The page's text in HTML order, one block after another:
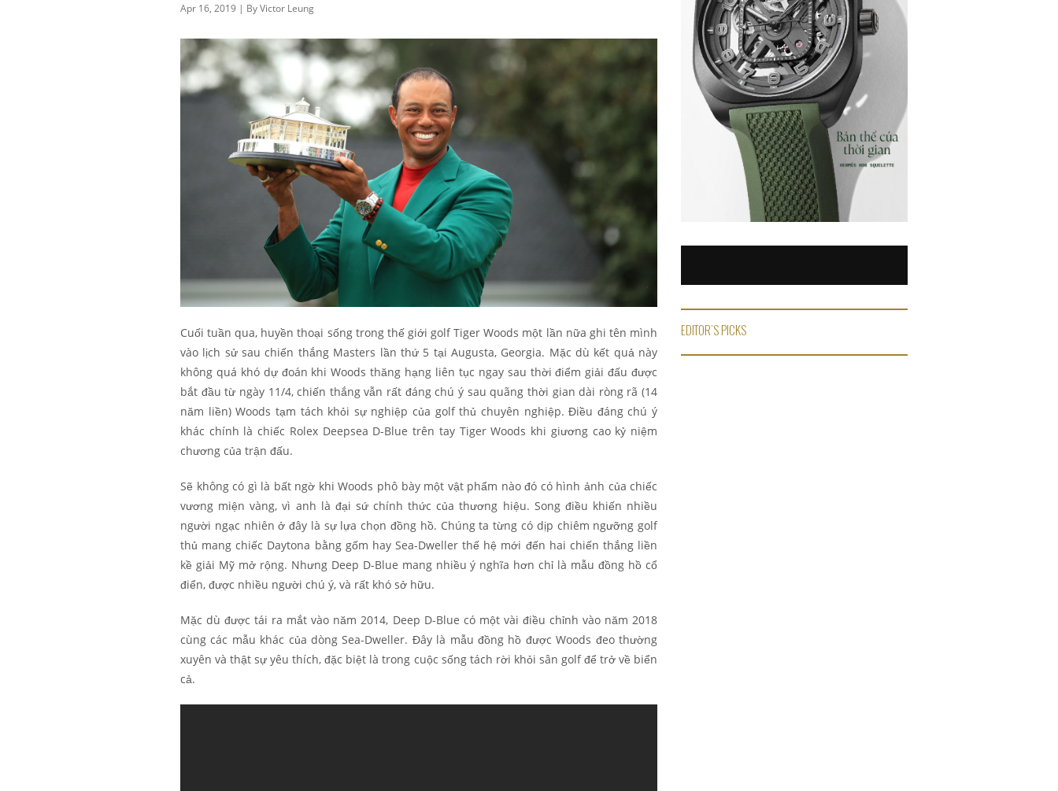
Apr 16, 2019 | By Victor Leung
Cuối tuần qua, huyền thoại sống trong thế giới golf Tiger Woods một lần nữa ghi tên mình
vào lịch sử sau chiến thắng Masters lần thứ 5 tại Augusta, Georgia. Mặc dù kết quả này
không quá khó dự đoán khi Woods thăng hạng liên tục ngay sau thời điểm giải đấu được
bắt đầu từ ngày 11/4, chiến thắng vẫn rất đáng chú ý sau quãng thời gian dài ròng rã (14
năm liền) Woods tạm tách khỏi sự nghiệp của golf thủ chuyên nghiệp. Điều đáng chú ý
khác chính là chiếc Rolex Deepsea D-Blue trên tay Tiger Woods khi giương cao kỷ niệm
chương của trận đấu.
Sẽ không có gì là bất ngờ khi Woods phô bày một vật phẩm nào đó có hình ảnh của chiếc
vương miện vàng, vì anh là đại sứ chính thức của thương hiệu. Song điều khiến nhiều
người ngạc nhiên ở đây là sự lựa chọn đồng hồ. Chúng ta từng có dịp chiêm ngưỡng golf
thủ mang chiếc Daytona bằng gốm hay Sea-Dweller thế hệ mới đến hai chiến thắng liền
kề giải Mỹ mở rộng. Nhưng Deep D-Blue mang nhiều ý nghĩa hơn chỉ là mẫu đồng hồ cổ
điển, được nhiều người chú ý, và rất khó sở hữu.
Mặc dù được tái ra mắt vào năm 2014, Deep D-Blue có một vài điều chỉnh vào năm 2018
cùng các mẫu khác của dòng Sea-Dweller. Đây là mẫu đồng hồ được Woods đeo thường
xuyên và thật sự yêu thích, đặc biệt là trong cuộc sống tách rời khỏi sân golf để trở về biển
cả.
EDITOR'S PICKS